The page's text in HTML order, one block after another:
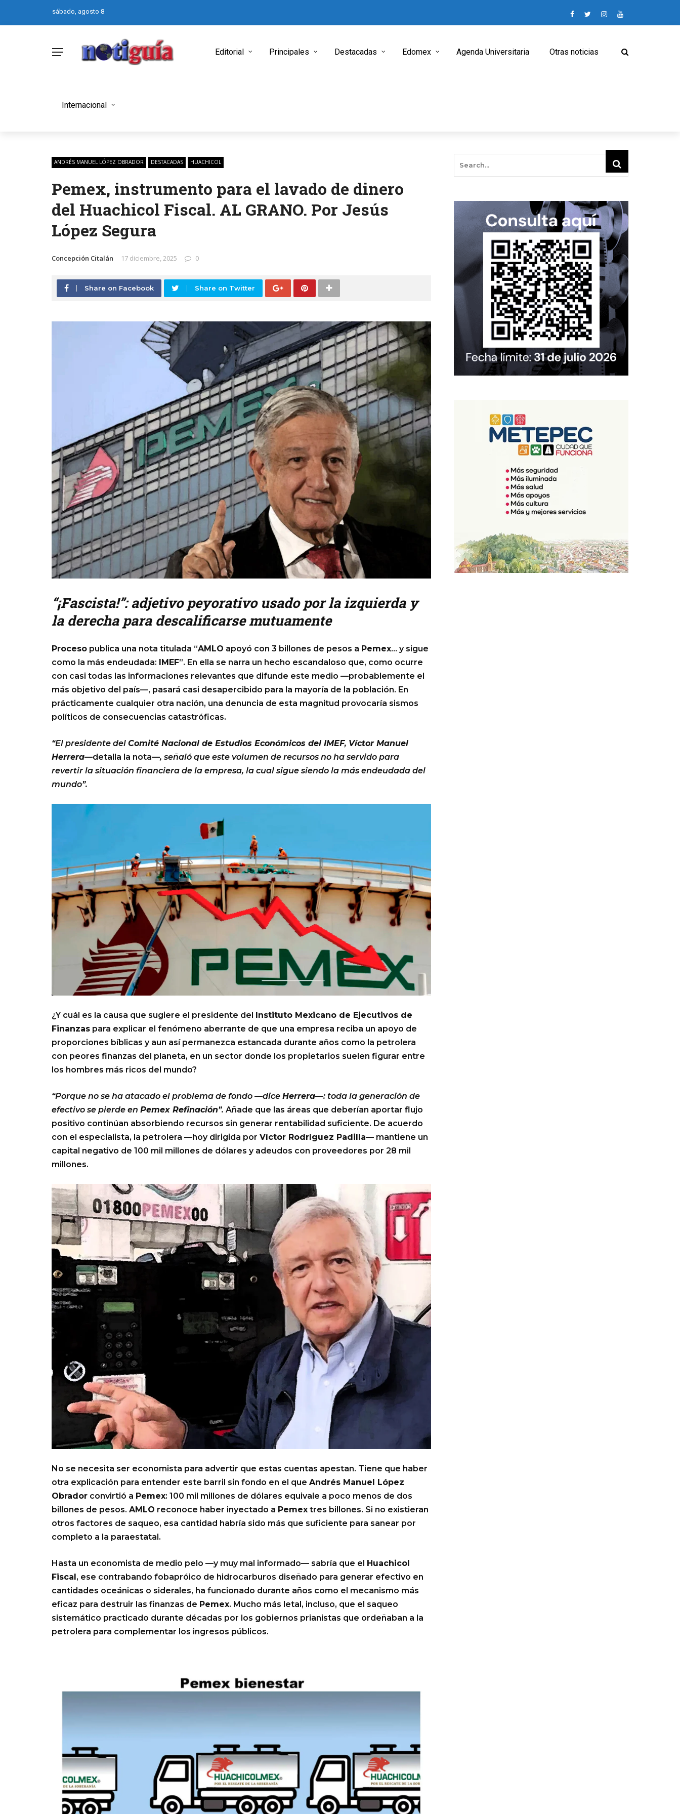
sábado, agosto 8
Editorial Principales Destacadas Edomex Agenda Universitaria Otras noticias
Internacional
ANDRÉS MANUEL LÓPEZ OBRADOR DESTACADAS HUACHICOL
Pemex, instrumento para el lavado de dinero
del Huachicol Fiscal. AL GRANO. Por Jesús
López Segura
Concepción Citalán 17 diciembre, 2025 0
Share on Facebook Share on Twitter
“¡Fascista!”: adjetivo peyorativo usado por la izquierda y
la derecha para descalificarse mutuamente
Proceso publica una nota titulada “AMLO apoyó con 3 billones de pesos a Pemex… y sigue
como la más endeudada: IMEF”. En ella se narra un hecho escandaloso que, como ocurre
con casi todas las informaciones relevantes que difunde este medio —probablemente el
más objetivo del país—, pasará casi desapercibido para la mayoría de la población. En
prácticamente cualquier otra nación, una denuncia de esta magnitud provocaría sismos
políticos de consecuencias catastróficas.
“El presidente del Comité Nacional de Estudios Económicos del IMEF, Víctor Manuel
Herrera—detalla la nota—, señaló que este volumen de recursos no ha servido para
revertir la situación financiera de la empresa, la cual sigue siendo la más endeudada del
mundo”.
¿Y cuál es la causa que sugiere el presidente del Instituto Mexicano de Ejecutivos de
Finanzas para explicar el fenómeno aberrante de que una empresa reciba un apoyo de
proporciones bíblicas y aun así permanezca estancada durante años como la petrolera
con peores finanzas del planeta, en un sector donde los propietarios suelen figurar entre
los hombres más ricos del mundo?
“Porque no se ha atacado el problema de fondo —dice Herrera—: toda la generación de
efectivo se pierde en Pemex Refinación”. Añade que las áreas que deberían aportar flujo
positivo continúan absorbiendo recursos sin generar rentabilidad suficiente. De acuerdo
con el especialista, la petrolera —hoy dirigida por Víctor Rodríguez Padilla— mantiene un
capital negativo de 100 mil millones de dólares y adeudos con proveedores por 28 mil
millones.
No se necesita ser economista para advertir que estas cuentas apestan. Tiene que haber
otra explicación para entender este barril sin fondo en el que Andrés Manuel López
Obrador convirtió a Pemex: 100 mil millones de dólares equivale a poco menos de dos
billones de pesos. AMLO reconoce haber inyectado a Pemex tres billones. Si no existieran
otros factores de saqueo, esa cantidad habría sido más que suficiente para sanear por
completo a la paraestatal.
Hasta un economista de medio pelo —y muy mal informado— sabría que el Huachicol
Fiscal, ese contrabando fobapróico de hidrocarburos diseñado para generar efectivo en
cantidades oceánicas o siderales, ha funcionado durante años como el mecanismo más
eficaz para destruir las finanzas de Pemex. Mucho más letal, incluso, que el saqueo
sistemático practicado durante décadas por los gobiernos prianistas que ordeñaban a la
petrolera para complementar los ingresos públicos.